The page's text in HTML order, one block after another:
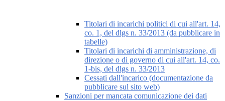
Titolari di incarichi politici di cui all'art. 14,
co. 1, del dlgs n. 33/2013 (da pubblicare in
tabelle)
Titolari di incarichi di amministrazione, di
direzione o di governo di cui all'art. 14, co.
1-bis, del dlgs n. 33/2013
Cessati dall'incarico (documentazione da
pubblicare sul sito web)
Sanzioni per mancata comunicazione dei dati